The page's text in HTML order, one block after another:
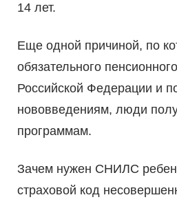
14 лет.
Еще одной причиной, по
обязательного
Российской Федерации и
нововведениям, люди
программам.
Зачем нужен СНИЛС
страховой код